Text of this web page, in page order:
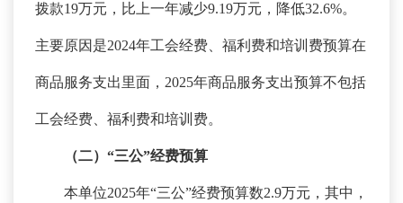
拨款19万元，比上一年减少9.19万元，降低32.6%。
主要原因是2024年工会经费、福利费和培训费预算在
商品服务支出里面，2025年商品服务支出预算不包括
工会经费、福利费和培训费。
（二） “三公”经费预算
本单位2025年“三公”经费预算数2.9万元，其中，